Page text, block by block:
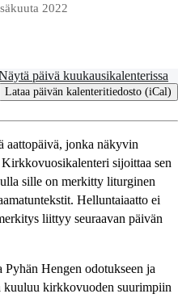
2022
päivä kuukausikalenterissa
Lataa päivän kalenteritiedosto (iCal)
aattopäivä, jonka näkyvin
sijoittaa sen
sille on merkitty liturginen
Helluntaiaatto ei
liittyy seuraavan päivän
Hengen odotukseen ja
kuuluu kirkkovuoden suurimpiin